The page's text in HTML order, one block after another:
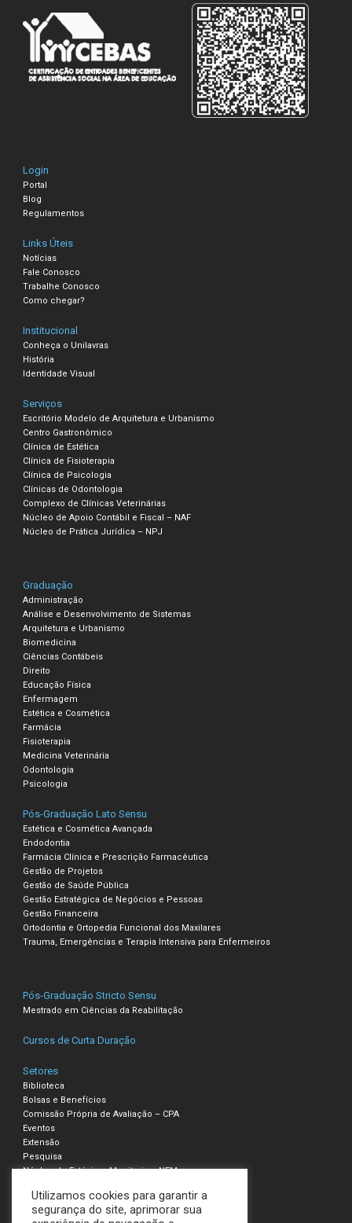
Login
Portal
Blog
Regulamentos
Links Úteis
Notícias
Fale Conosco
Trabalhe Conosco
Como chegar?
Institucional
Conheça o Unilavras
História
Identidade Visual
Serviços
Escritório Modelo de Arquitetura e Urbanismo
Centro Gastronômico
Clínica de Estética
Clínica de Fisioterapia
Clínica de Psicologia
Clínicas de Odontologia
Complexo de Clínicas Veterinárias
Núcleo de Apoio Contábil e Fiscal – NAF
Núcleo de Prática Jurídica – NPJ
Graduação
Administração
Análise e Desenvolvimento de Sistemas
Arquitetura e Urbanismo
Biomedicina
Ciências Contábeis
Direito
Educação Física
Enfermagem
Estética e Cosmética
Farmácia
Fisioterapia
Medicina Veterinária
Odontologia
Psicologia
Pós-Graduação Lato Sensu
Estética e Cosmética Avançada
Endodontia
Farmácia Clínica e Prescrição Farmacêutica
Gestão de Projetos
Gestão de Saúde Pública
Gestão Estratégica de Negócios e Pessoas
Gestão Financeira
Ortodontia e Ortopedia Funcional dos Maxilares
Trauma, Emergências e Terapia Intensiva para Enfermeiros
Pós-Graduação Stricto Sensu
Mestrado em Ciências da Reabilitação
Cursos de Curta Duração
Setores
Biblioteca
Bolsas e Benefícios
Comissão Própria de Avaliação – CPA
Eventos
Extensão
Pesquisa
Núcleo de Estágio e Monitoria – NEM
Compliance – Ouvidoria
Utilizamos cookies para garantir a
segurança do site, aprimorar sua